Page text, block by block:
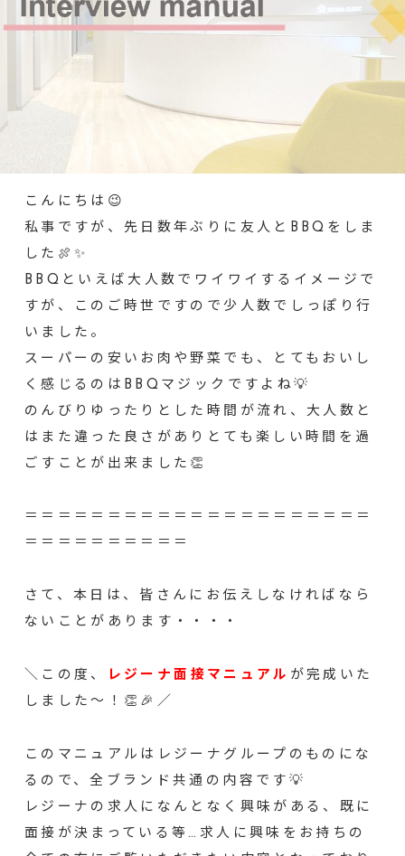
こんにちは😉
私事ですが、先日数年ぶりに友人とBBQをしま
した🍖✨
BBQといえば大人数でワイワイするイメージで
すが、このご時世ですので少人数でしっぽり行
いました。
スーパーの安いお肉や野菜でも、とてもおいし
く感じるのはBBQマジックですよね💡
のんびりゆったりとした時間が流れ、大人数と
はまた違った良さがありとても楽しい時間を過
ごすことが出来ました👏
＝＝＝＝＝＝＝＝＝＝＝＝＝＝＝＝＝＝＝＝＝
＝＝＝＝＝＝＝＝＝＝
さて、本日は、皆さんにお伝えしなければなら
ないことがあります・・・・
＼この度、 レジーナ 面 接マニュアル が完成いた
しました～！👏🎉／
このマニュアルはレジーナグループのものにな
るので、全ブランド共通の内容です💡
レジーナの求人になんとなく興味がある、既に
面接が決まっている等…求人に興味をお持ちの